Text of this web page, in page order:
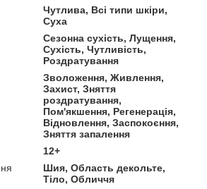
Чутлива, Всі типи шкіри,
Суха
Сезонна сухість, Лущення,
Сухість, Чутливість,
Роздратування
Зволоження, Живлення,
Захист, Зняття
роздратування,
Пом'якшення, Регенерація,
Відновлення, Заспокоєння,
Зняття запалення
12+
Шия, Область декольте,
Тіло, Обличчя